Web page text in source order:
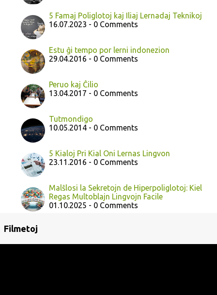
5 Famaj Poliglotoj kaj Iliaj Lernadaj Teknikoj
16.07.2023 - 0 Comments
Estu ĝi tempo por lerni indonezion
29.04.2016 - 0 Comments
Peruo kaj Ĉilio
13.04.2017 - 0 Comments
Tutmondigo
10.05.2014 - 0 Comments
5 Kialoj Pri Kial Oni Lernas Lingvon
23.11.2016 - 0 Comments
Malŝlosi la Sekretojn de Hiperpoliglotoj: Kiel
Regas Multoblajn Lingvojn Facile
01.10.2025 - 0 Comments
Filmetoj